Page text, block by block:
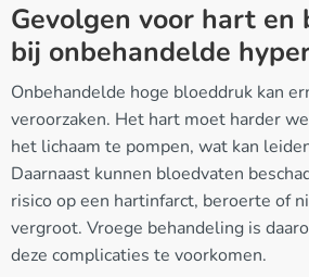
Gevolgen voor hart en
bij onbehandelde
Onbehandelde hoge bloeddruk kan
veroorzaken. Het hart moet harder
het lichaam te pompen, wat kan
Daarnaast kunnen bloedvaten
risico op een hartinfarct, beroerte of
vergroot. Vroege behandeling is
deze complicaties te voorkomen.